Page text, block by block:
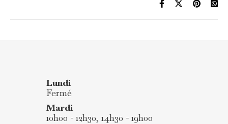
Lundi
Fermé
Mardi
10h00 - 12h30, 14h30 - 19h00